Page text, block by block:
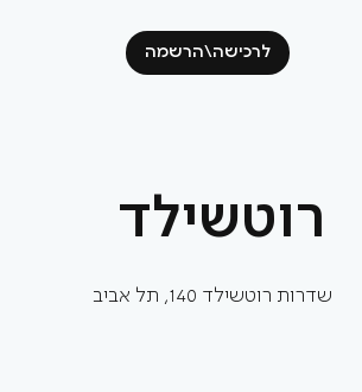
לרכישה\הרשמה
רוטשילד
שדרות רוטשילד 140, תל אביב